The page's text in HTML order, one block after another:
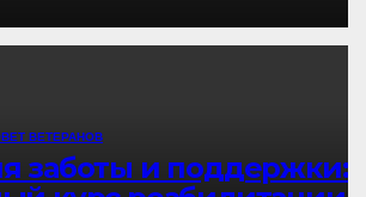
ВЕТЕРАНОВ
заботы и поддержки: